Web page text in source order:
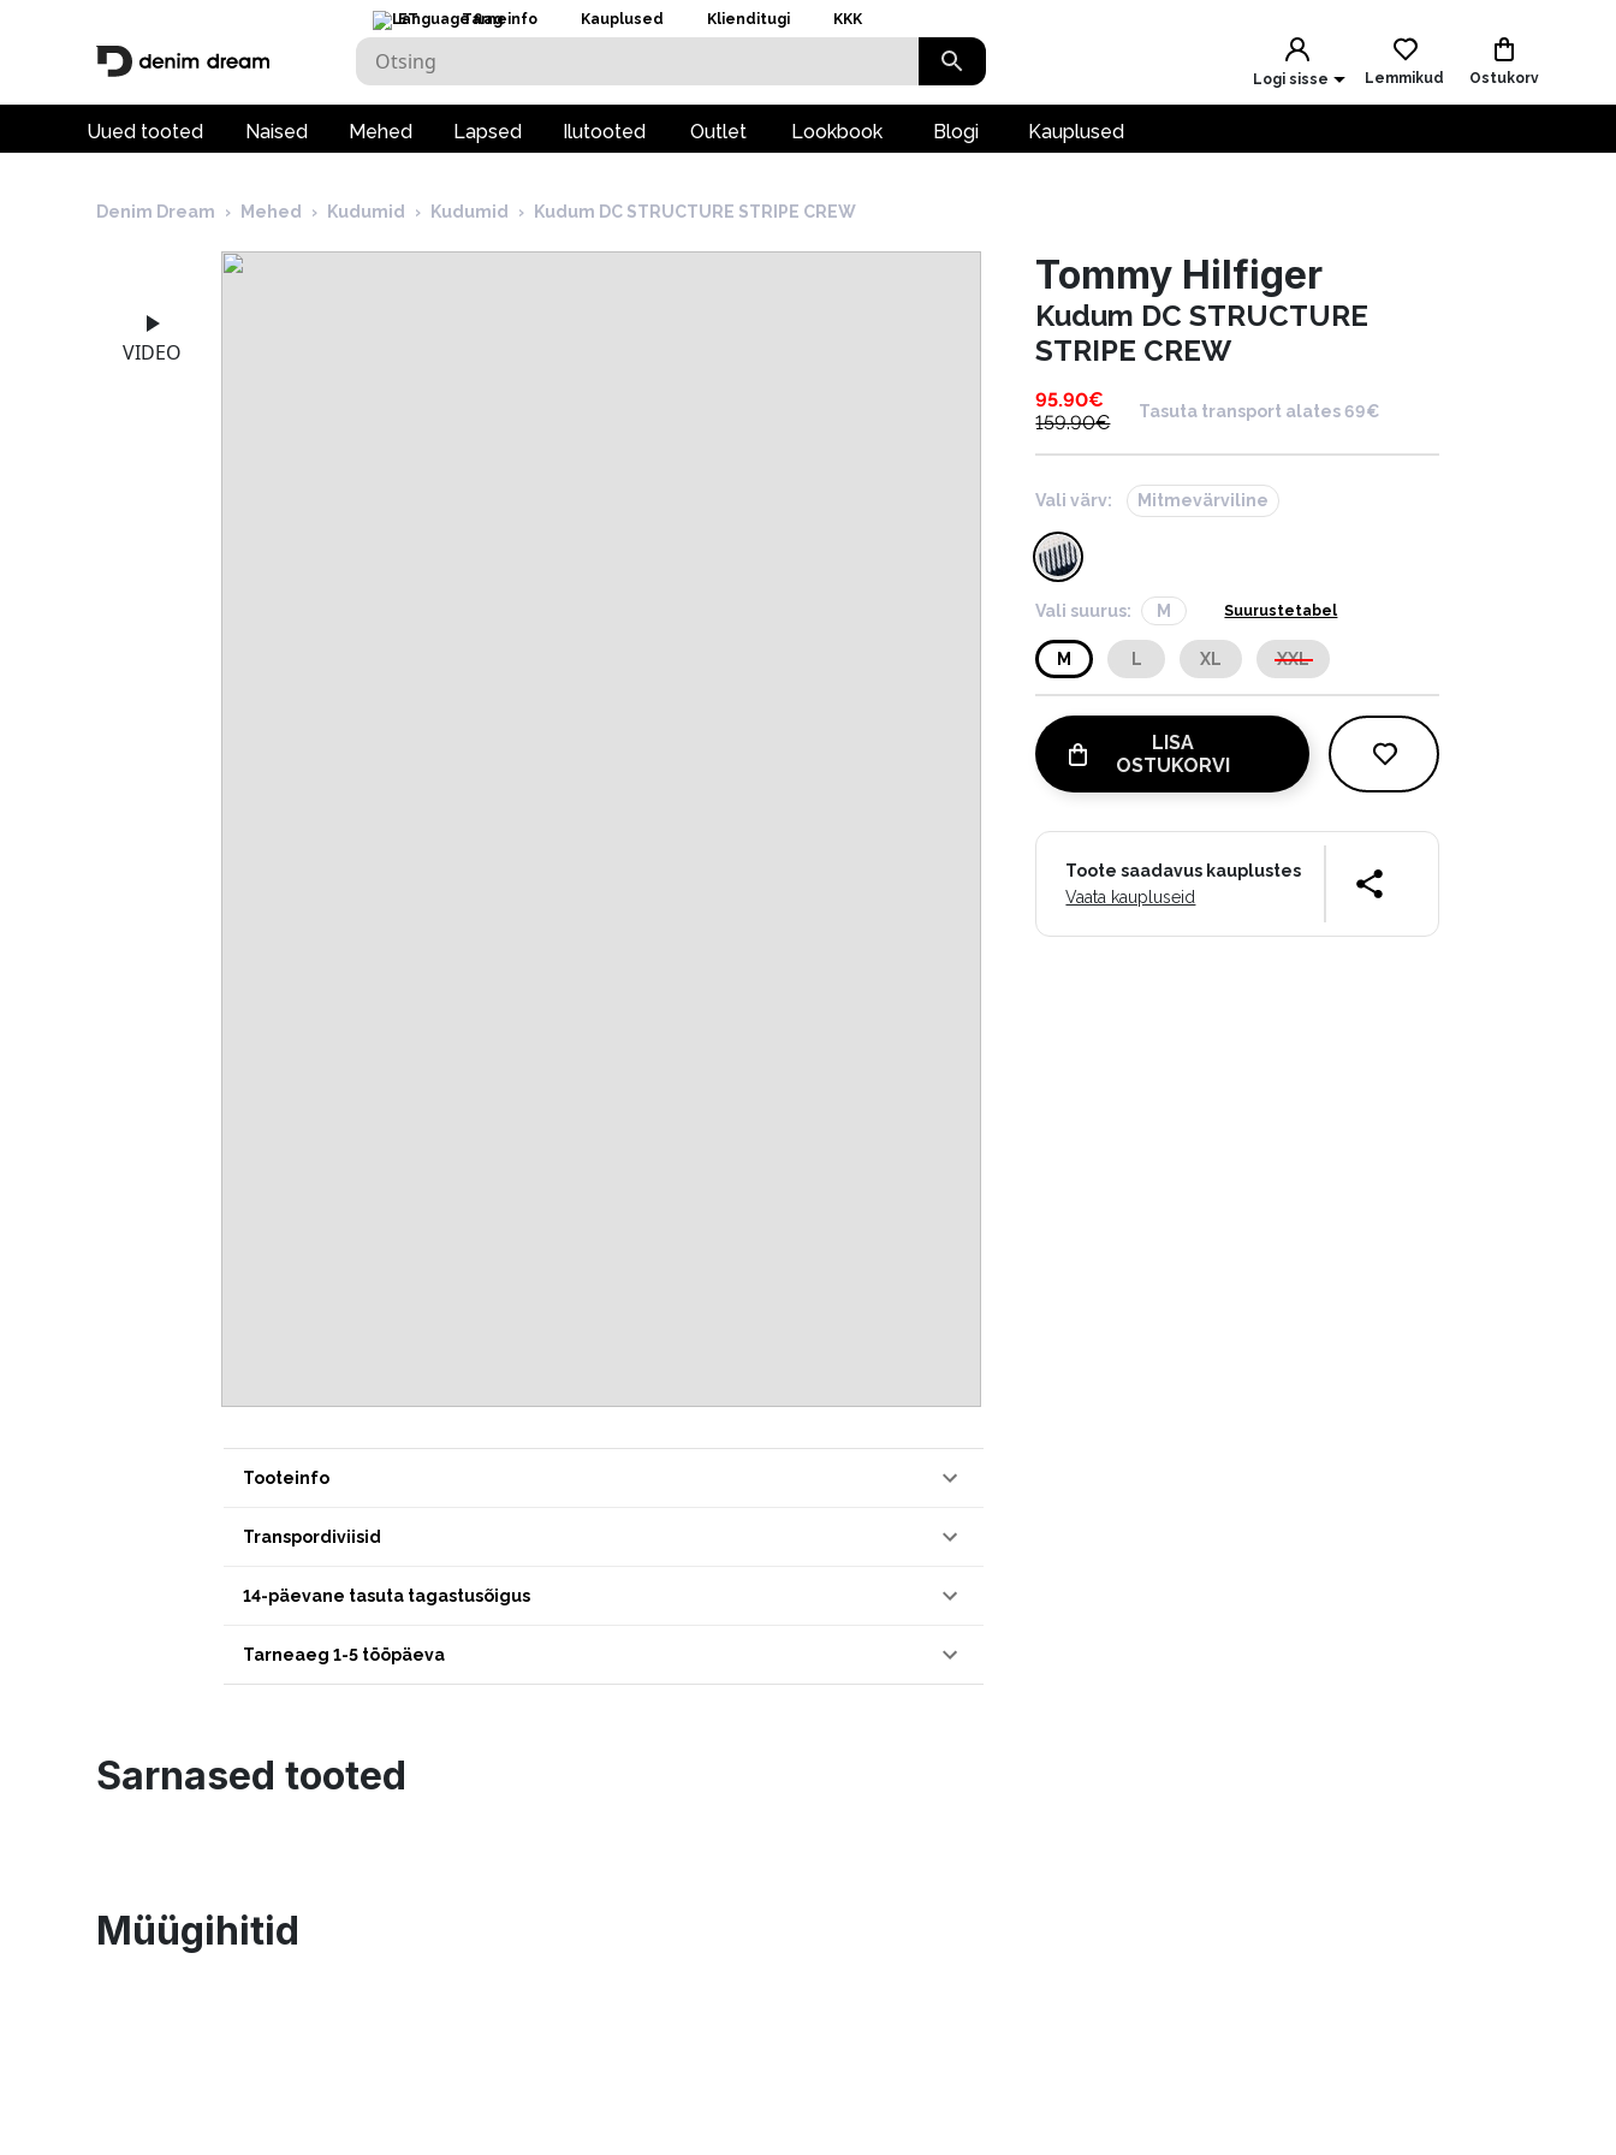
ET Tarneinfo Kauplused Klienditugi KKK
Logi sisse Lemmikud Ostukorv
Uued tooted Naised Mehed Lapsed Ilutooted Outlet Lookbook Blogi Kauplused
Denim Dream › Mehed › Kudumid › Kudumid › Kudum DC STRUCTURE STRIPE CREW
VIDEO
Tooteinfo
Transpordiviisid
14-päevane tasuta tagastusõigus
Tarneaeg 1-5 tööpäeva
Tommy Hilfiger
Kudum DC STRUCTURE
STRIPE CREW
95.90€
159.90€
Tasuta transport alates 69€
Vali värv: Mitmevärviline
Vali suurus: M Suurustetabel
M L XL XXL
LISA
OSTUKORVI
Toote saadavus kauplustes
Vaata kaupluseid
Sarnased tooted
Müügihitid